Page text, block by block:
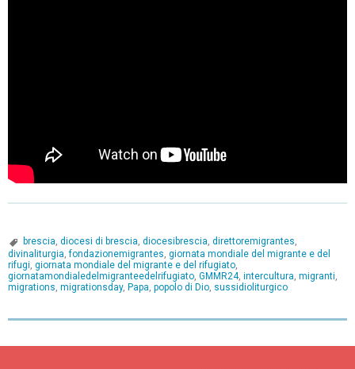
brescia diocesi di brescia diocesibrescia direttoremigrantes
divinaliturgia ,fondazionemigrantes giornata mondiale del migrante e del
rifugi giornata mondiale del migrante e del rifugiato
giornatamondialedelmigranteedelrifugiato GMMR24, intercultura migranti
migrations migrationsday, Papa popolo di Dio sussidioliturgico